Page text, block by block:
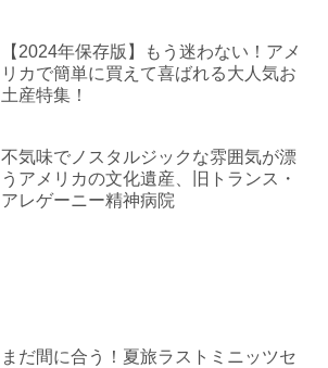
【2024年保存版】もう迷わない！アメ
リカで簡単に買えて喜ばれる大人気お
土産特集！
不気味でノスタルジックな雰囲気が漂
うアメリカの文化遺産、旧トランス・
アレゲーニー精神病院
まだ間に合う！夏旅ラストミニッツセ